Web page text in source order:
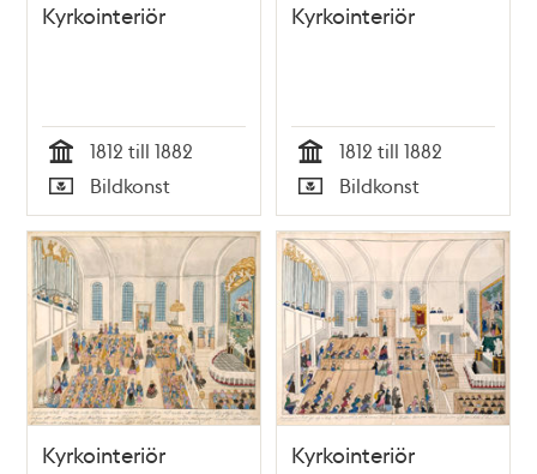
Kyrkointeriör
Tid
1812 till 1882
Typ
Bildkonst
Kyrkointeriör
Tid
1812 till 1882
Typ
Bildkonst
Kyrkointeriör Kyrkointeriör